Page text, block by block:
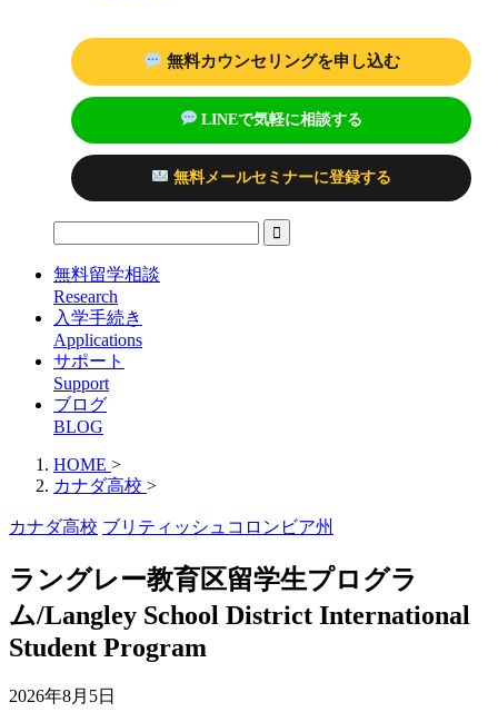
無料カウンセリングを申し込む
LINEで気軽に相談する
無料メールセミナーに登録する
無料留学相談
Research
入学手続き
Applications
サポート
Support
ブログ
BLOG
HOME >
カナダ高校 >
カナダ高校 ブリティッシュコロンビア州
ラングレー教育区留学生プログラ
ム/Langley School District International
Student Program
2026年8月5日